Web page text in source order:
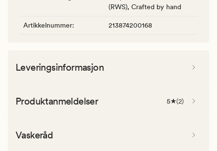
(RWS), Crafted by hand
Artikkelnummer: 213874200168
Leveringsinformasjon
Produktanmeldelser 5 (2)
Vaskeråd